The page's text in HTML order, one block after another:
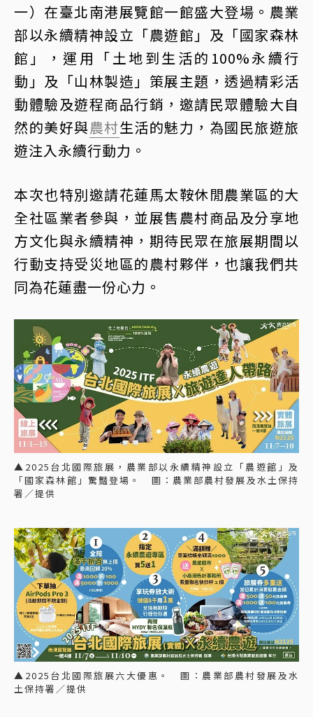
一）在臺北南港展覽館一館盛大登場。農業
部以永續精神設立「農遊館」及「國家森林
館」，運用「土地到生活的100%永續行
動」及「山林製造」策展主題，透過精彩活
動體驗及遊程商品行銷，邀請民眾體驗大自
然的美好與農村生活的魅力，為國民旅遊旅
遊注入永續行動力。
本次也特別邀請花蓮馬太鞍休閒農業區的大
全社區業者參與，並展售農村商品及分享地
方文化與永續精神，期待民眾在旅展期間以
行動支持受災地區的農村夥伴，也讓我們共
同為花蓮盡一份心力。
▲2025台北國際旅展，農業部以永續精神設立「農遊館」及
「國家森林館」驚豔登場。 圖：農業部農村發展及水土保持
署／提供
▲2025台北國際旅展六大優惠。 圖：農業部農村發展及水
土保持署／提供